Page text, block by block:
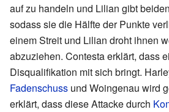
auf zu handeln und Lilian gibt
sodass sie die Hälfte der Punkte
einem Streit und Lilian droht ihnen
abzuziehen. Contesta erklärt, dass
Disqualifikation mit sich bringt.
Fadenschuss und Woingenau wird
erklärt, dass diese Attacke durch